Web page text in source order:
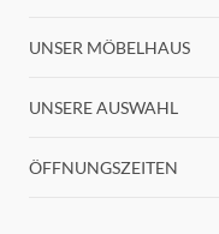
UNSER MÖBELHAUS
UNSERE AUSWAHL
ÖFFNUNGSZEITEN